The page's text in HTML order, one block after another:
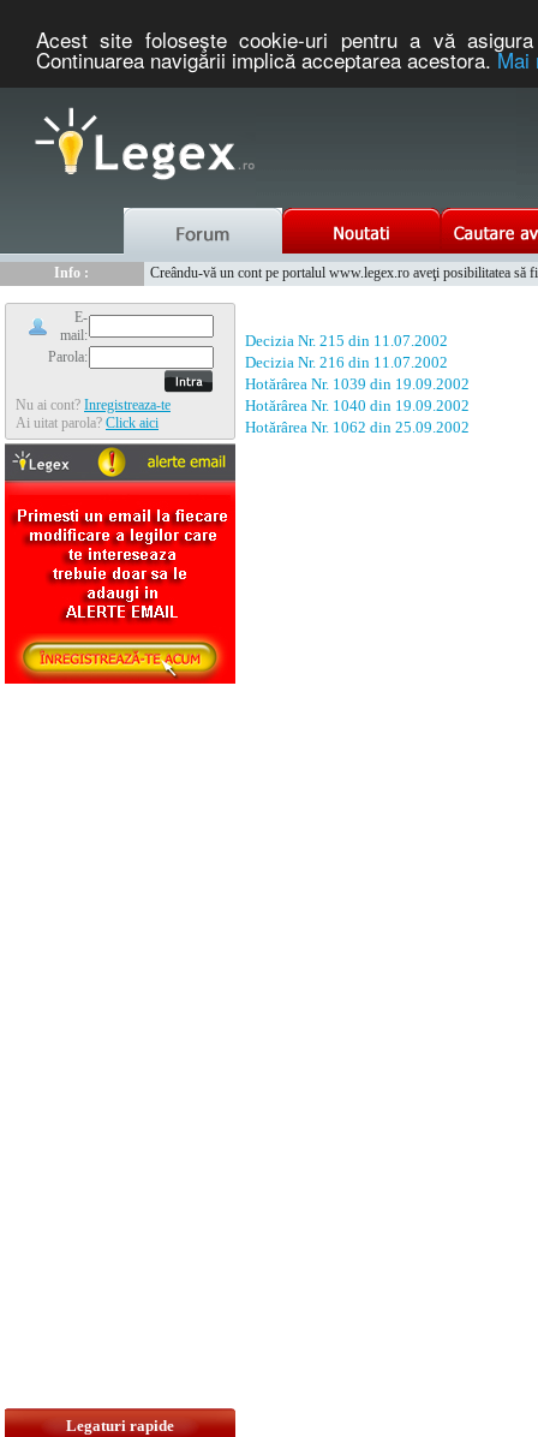
Acest site foloseşte cookie-uri pentru a vă
Continuarea navigării implică acceptarea acestora.Mai
Info :
Creându-vă un cont pe portalul www.legex.ro aveţi posibilitatea să
E-
mail:
Parola:
Nu ai cont? Inregistreaza-te
Ai uitat parola? Click aici
Legaturi rapide
Decizia Nr. 215 din 11.07.2002
Decizia Nr. 216 din 11.07.2002
Hotărârea Nr. 1039 din 19.09.2002
Hotărârea Nr. 1040 din 19.09.2002
Hotărârea Nr. 1062 din 25.09.2002